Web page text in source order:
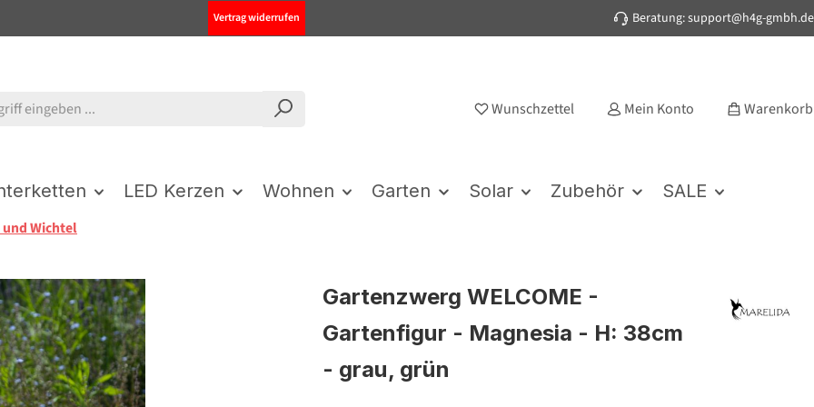
Vertrag widerrufen Beratung: support@h4g-gmbh.de
Wunschzettel Mein Konto Warenkorb
LED Kerzen Wohnen Garten Solar Zubehör SALE
Wichtel
Gartenzwerg WELCOME -
Gartenfigur - Magnesia - H: 38cm
- grau, grün